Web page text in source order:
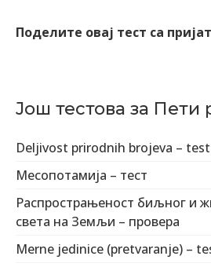
Поделите овај тест са
Још тестова за Пети
Deljivost prirodnih brojeva – test
Месопотамија – тест
Распрострањеност биљног и
света на Земљи – провера
Merne jedinice (pretvaranje) –